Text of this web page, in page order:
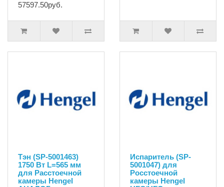
57597.50руб.
Тэн (SP-5001463)
1750 Вт L=565 мм
для Расстоечной
камеры Hengel
Испаритель (SP-
5001047) для
Росстоечной
камеры Hengel